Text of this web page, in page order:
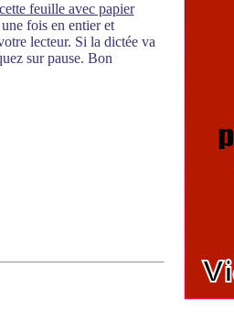
cette feuille avec papier
fois en entier et
lecteur. Si la dictée va
sur pause. Bon